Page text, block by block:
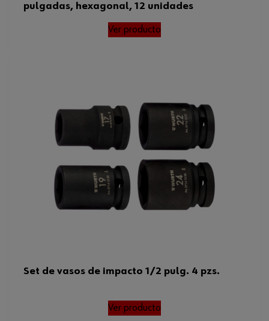
pulgadas, hexagonal, 12 unidades
Ver producto
Set de vasos de impacto 1/2 pulg. 4 pzs.
Ver producto